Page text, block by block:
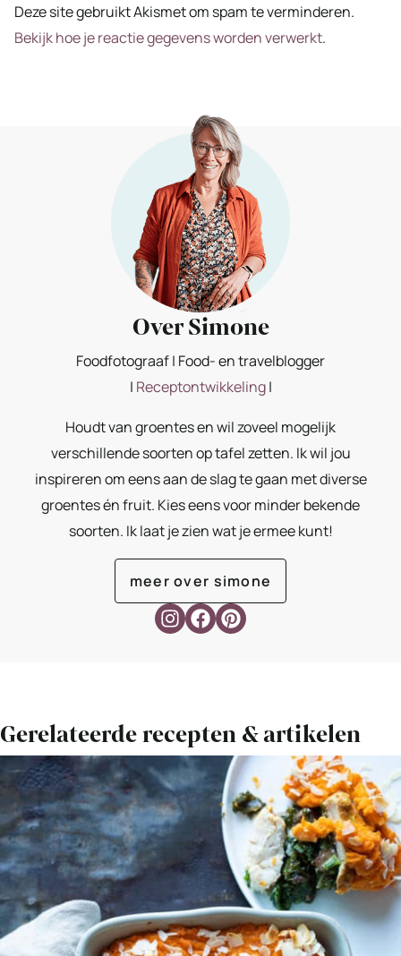
Deze site gebruikt Akismet om spam te verminderen.
Bekijk hoe je reactie gegevens worden verwerkt.
Over Simone
Foodfotograaf | Food- en travelblogger
| Receptontwikkeling|
Houdt van groentes en wil zoveel mogelijk
verschillende soorten op tafel zetten. Ik wil jou
inspireren om eens aan de slag te gaan met diverse
groentes én fruit. Kies eens voor minder bekende
soorten. Ik laat je zien wat je ermee kunt!
meer over simone
Gerelateerde recepten & artikelen
Bekijk
Zoete
aardappelschotel
met
groene
kool
en